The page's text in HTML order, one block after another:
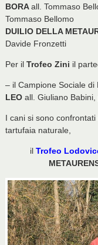
BORAall. Tommaso
Tommaso Bellomo
DUILIO DELLA
Davide Fronzetti
Per il Trofeo Zini il
– il Campione Sociale
LEOall. Giuliano Babini,
I cani si sono
tartufaia naturale,
il Trofeo